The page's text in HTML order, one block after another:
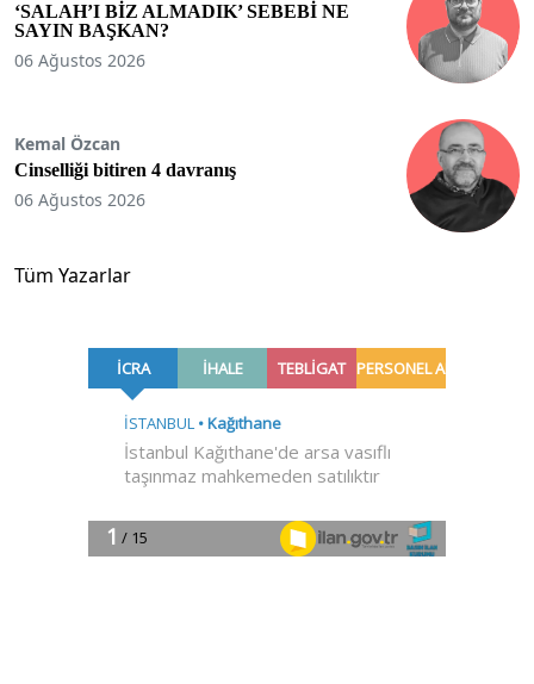
‘SALAH’I BİZ ALMADIK’ SEBEBİ NE
SAYIN BAŞKAN?
06 Ağustos 2026
Kemal Özcan
Cinselliği bitiren 4 davranış
06 Ağustos 2026
Tüm Yazarlar